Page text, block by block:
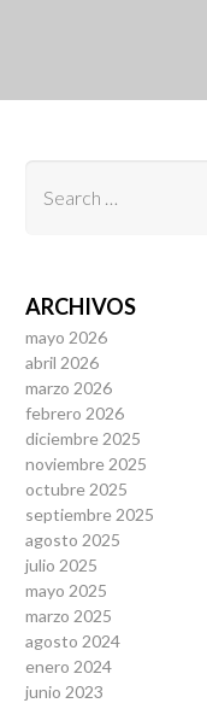
ARCHIVOS
mayo 2026
abril 2026
marzo 2026
febrero 2026
diciembre 2025
noviembre 2025
octubre 2025
septiembre 2025
agosto 2025
julio 2025
mayo 2025
marzo 2025
agosto 2024
enero 2024
junio 2023